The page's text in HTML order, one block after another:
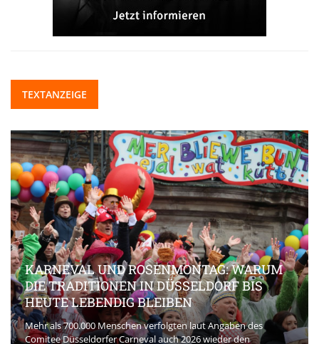
TEXTANZEIGE
KARNEVAL UND ROSENMONTAG: WARUM
DIE TRADITIONEN IN DÜSSELDORF BIS
HEUTE LEBENDIG BLEIBEN
Mehr als 700.000 Menschen verfolgten laut Angaben des
Comitee Düsseldorfer Carneval auch 2026 wieder den